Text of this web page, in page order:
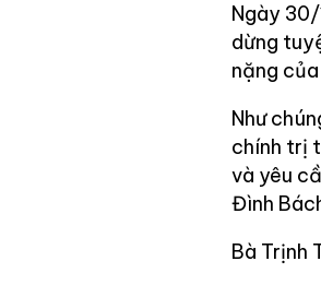
Ngày
dừng
nặng
Như
chính trị
và yêu
Đình
Bà Trịnh